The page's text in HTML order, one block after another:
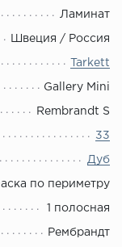
Ламинат
Швеция / Россия
Tarkett
Gallery Mini
Rembrandt S
33
Дуб
по периметру
1 полосная
Рембрандт